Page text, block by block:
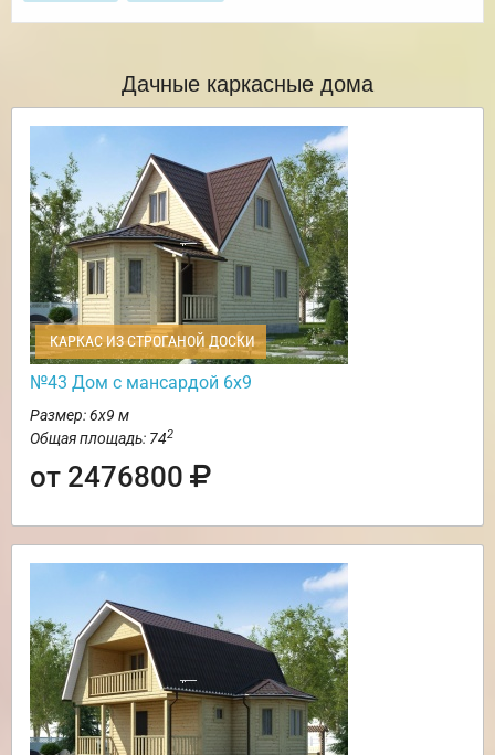
Дачные каркасные дома
КАРКАС ИЗ СТРОГАНОЙ ДОСКИ
№43 Дом с мансардой 6х9
Размер: 6х9 м
Общая площадь: 742
от 2476800